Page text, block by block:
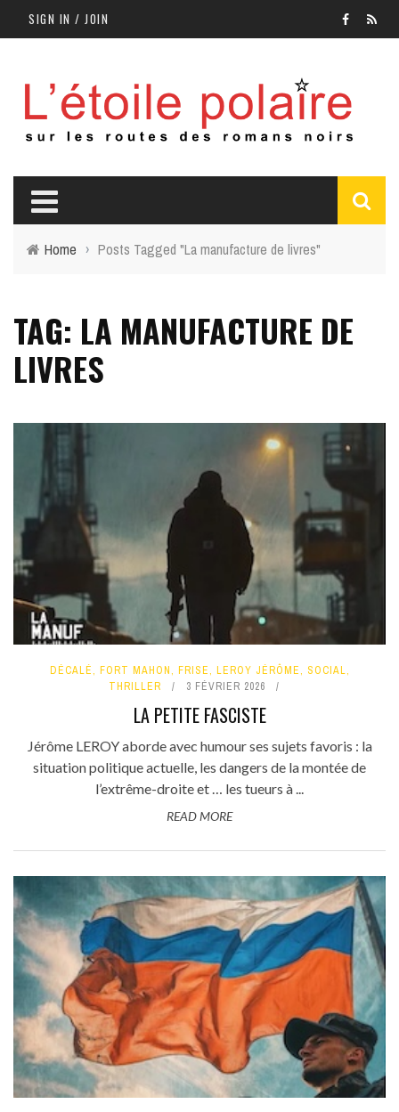
SIGN IN / JOIN
Home › Posts Tagged "La manufacture de livres"
TAG: LA MANUFACTURE DE
LIVRES
DÉCALÉ, FORT MAHON, FRISE, LEROY JÉRÔME, SOCIAL,
THRILLER
3 FÉVRIER 2026
LA PETITE FASCISTE
Jérôme LEROY aborde avec humour ses sujets favoris : la
situation politique actuelle, les dangers de la montée de
l’extrême-droite et … les tueurs à ...
READ MORE